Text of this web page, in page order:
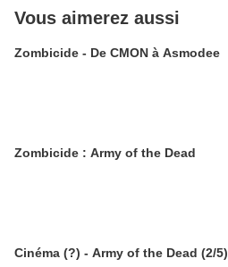
Vous aimerez aussi
Zombicide - De CMON à Asmodee
Zombicide : Army of the Dead
Cinéma (?) - Army of the Dead (2/5)